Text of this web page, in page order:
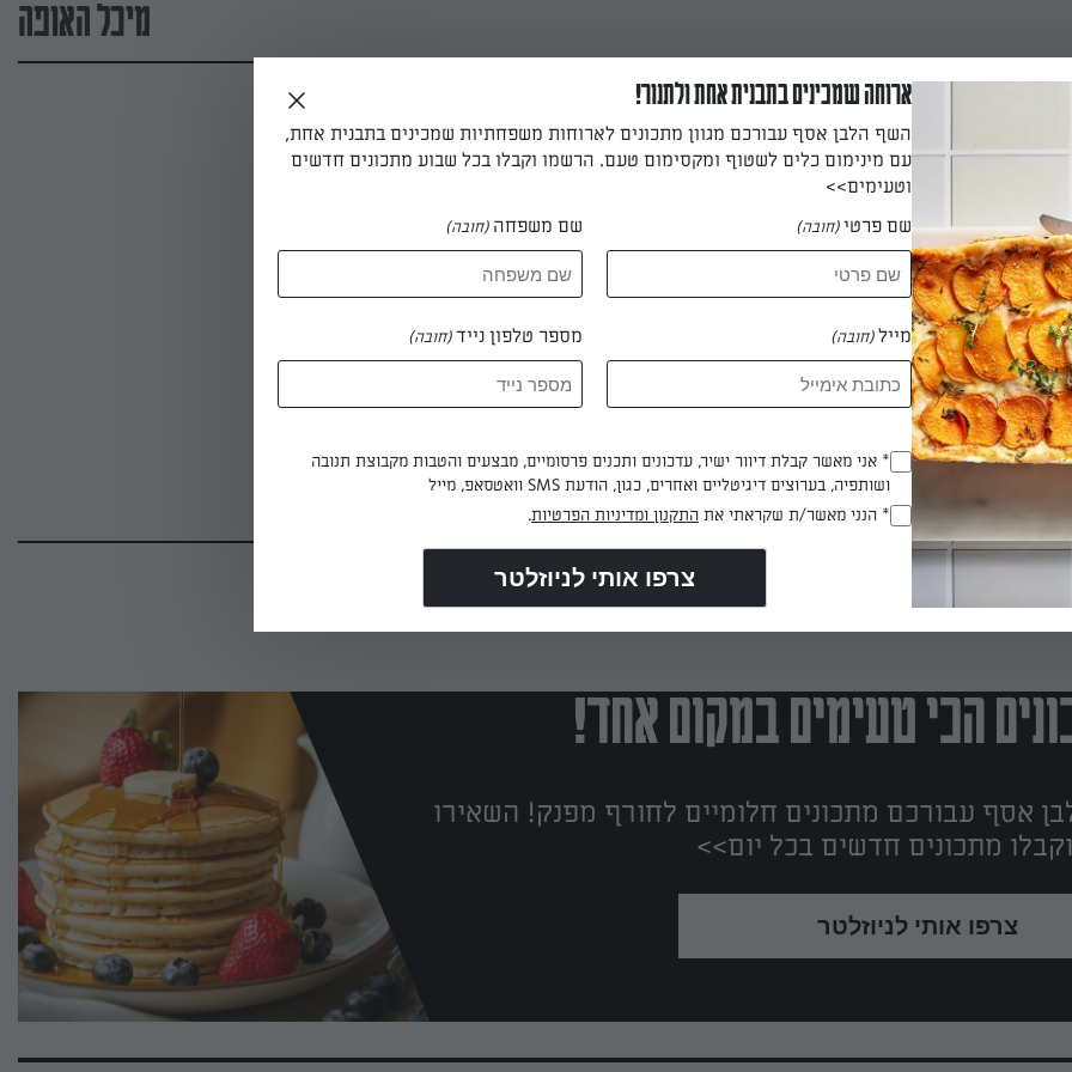
מיכל האופה
פטה עיזים
חסה, סלק וגבינה
מיכל האופה
הכי טעימים במקום אחד!
אסף עבורכם מתכונים חלומיים לחורף מפנק! השאירו
מתכונים חדשים בכל יום>>
צרפו אותי לניוזלטר
ארוחה שמכינים בתבנית אחת ולתנור!
השף הלבן אסף עבורכם מגוון מתכונים לארוחות משפחתיות שמכינים בתבנית אחת,
עם מינימום כלים לשטוף ומקסימום טעם. הרשמו וקבלו בכל שבוע מתכונים חדשים
וטעימים>>
שם פרטי(חובה) שם משפחה (חובה)
מייל(חובה) מספר טלפון נייד(חובה)
(חובה)
* אני מאשר קבלת דיוור ישיר, עדכונים ותכנים פרסומיים, מבצעים והטבות מקבוצת תנובה
ושותפיה, בערוצים דיגיטליים ואחרים, כגון, הודעת SMS וואטסאפ, מייל
(חובה)
* הנני מאשר/ת שקראתי את התקנון ומדיניות הפרטיות.